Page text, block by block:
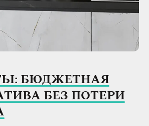
БЮДЖЕТНАЯ
БЕЗ ПОТЕРИ